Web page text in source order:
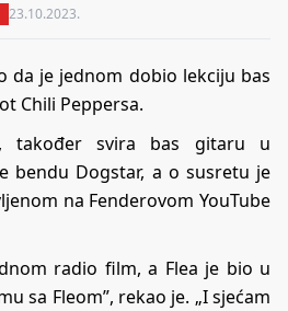
23.10.2023.
da je jednom dobio lekciju bas
Chili Peppersa.
također svira bas gitaru u
bendu Dogstar, a o susretu je
na Fenderovom YouTube
radio film, a Flea je bio u
sa Fleom”, rekao je. „I sjećam